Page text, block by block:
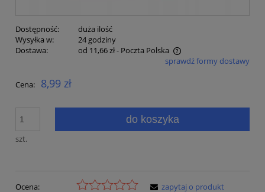
Dostępność:
duża ilość
Wysyłka w:
24 godziny
Dostawa:
od 11,66 zł- Poczta Polska
Cena nie zawiera ewentualnych kosztów płatnościsprawdź formy dostawy
Cena: 8,99 zł
szt.
do koszyka
Ocena:
zapytaj o produkt